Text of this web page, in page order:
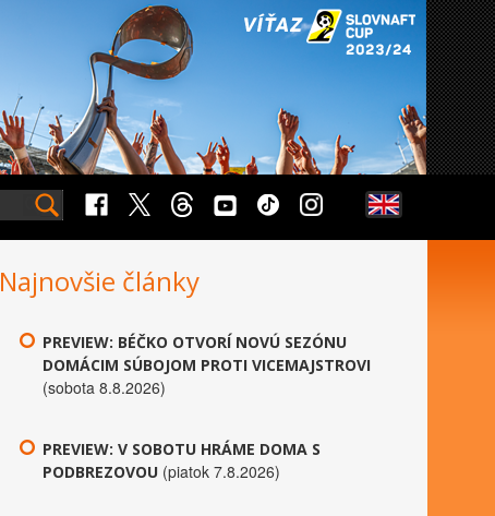
Najnovšie články
PREVIEW: BÉČKO OTVORÍ NOVÚ SEZÓNU
DOMÁCIM SÚBOJOM PROTI VICEMAJSTROVI
(sobota 8.8.2026)
PREVIEW: V SOBOTU HRÁME DOMA S
PODBREZOVOU (piatok 7.8.2026)